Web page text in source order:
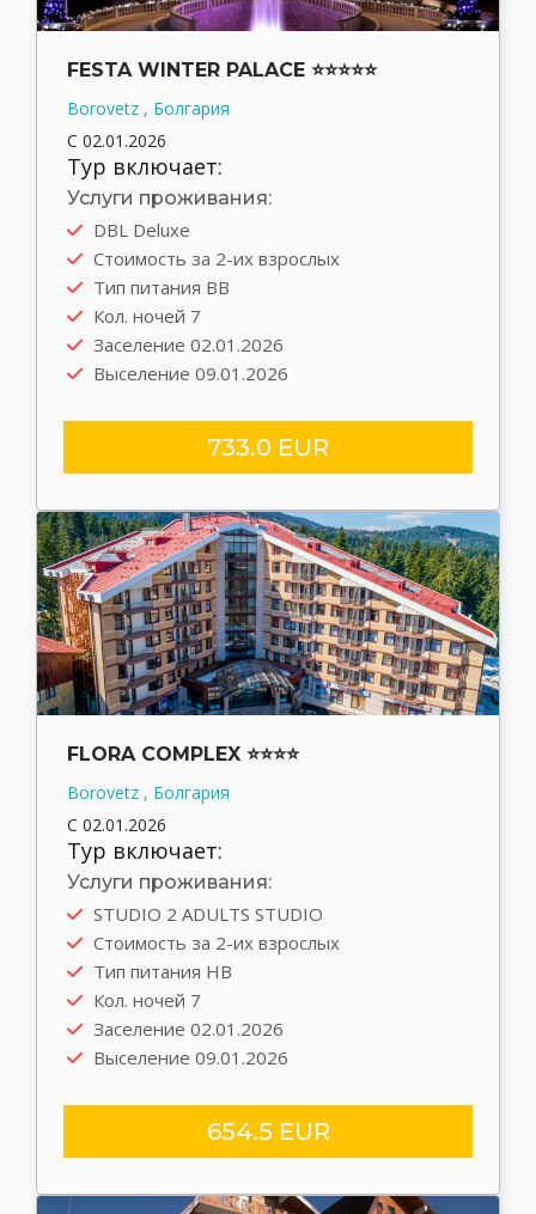
FESTA WINTER PALACE ⭐⭐⭐⭐⭐
Borovetz , Болгария
С 02.01.2026
Тур включает:
Услуги проживания:
DBL Deluxe
Стоимость за 2-их взрослых
Тип питания BB
Кол. ночей 7
Заселение 02.01.2026
Выселение 09.01.2026
733.0 EUR
FLORA COMPLEX ⭐⭐⭐⭐
Borovetz , Болгария
С 02.01.2026
Тур включает:
Услуги проживания:
STUDIO 2 ADULTS STUDIO
Стоимость за 2-их взрослых
Тип питания HB
Кол. ночей 7
Заселение 02.01.2026
Выселение 09.01.2026
654.5 EUR